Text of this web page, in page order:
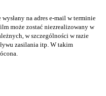
na adres e-mail w terminie
może zostać niezrealizowany w
w szczególności w razie
zasilania itp. W takim